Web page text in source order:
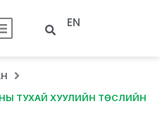
EN
ТУХАЙ ХУУЛИЙН ТӨСЛИЙН